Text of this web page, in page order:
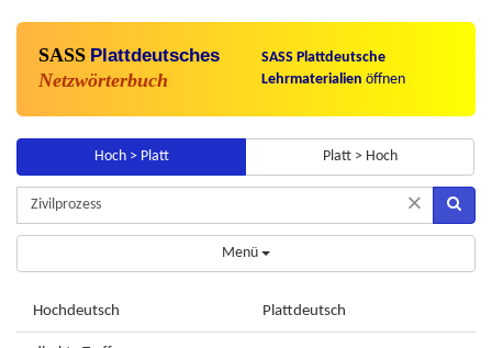
SASS Plattdeutsches
Netzwörterbuch
SASS Plattdeutsche
Lehrmaterialien öffnen
Hoch > Platt Platt > Hoch
×
Menü
Hochdeutsch Plattdeutsch